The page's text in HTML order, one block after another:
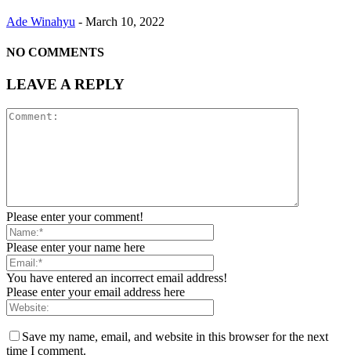
Ade Winahyu - March 10, 2022
NO COMMENTS
LEAVE A REPLY
Please enter your comment!
Please enter your name here
You have entered an incorrect email address!
Please enter your email address here
Save my name, email, and website in this browser for the next
time I comment.